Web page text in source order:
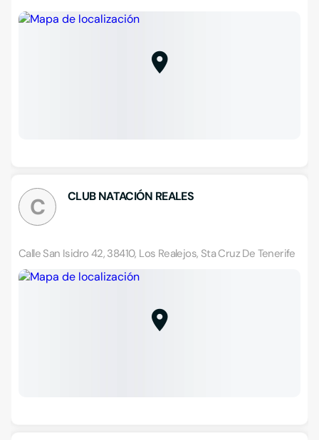
C CLUB NATACIÓN REALES
Calle San Isidro 42, 38410, Los Realejos, Sta Cruz De Tenerife